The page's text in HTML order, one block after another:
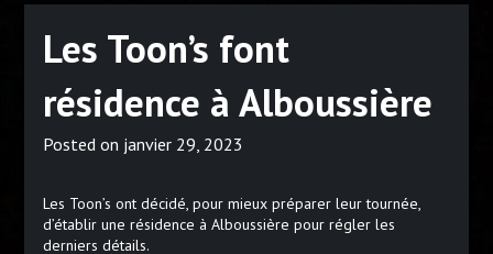
Les Toon’s font
résidence à Alboussière
Posted on janvier 29, 2023
Les Toon’s ont décidé, pour mieux préparer leur tournée,
d’établir une résidence à Alboussière pour régler les
derniers détails.